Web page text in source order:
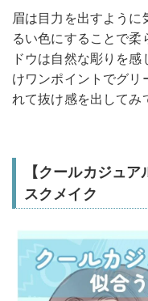
眉は目力を出すように
るい色にすることで
ドウは自然な彫りを
けワンポイントでグリ
れて抜け感を出してみ
【クールカジュ
スクメイク